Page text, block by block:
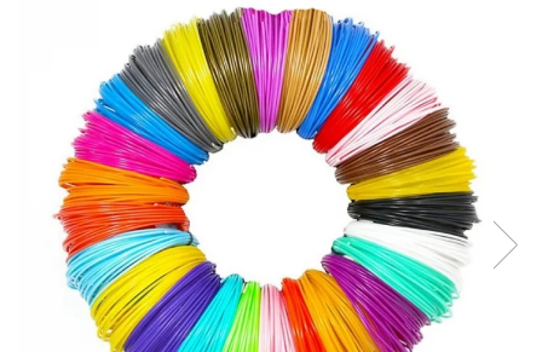
Telefoane mobile Cubot
Telefoane mobile Blackview
Telefoane mobile OSCAL
Telefoane mobile Fossibot
Telefoane mobile Lagenio
Telefoane mobile Samsung
Telefoane mobile iSEN
Telefoane mobile F150
Telefoane mobile HUAWEI
Telefoane mobile iHunt